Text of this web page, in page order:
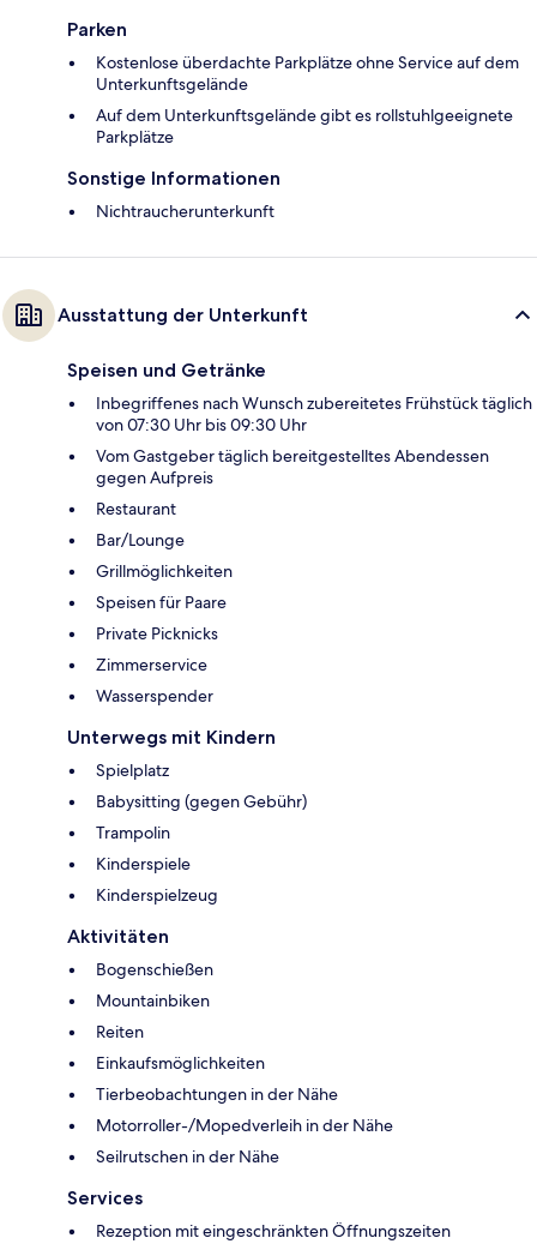
Parken
Kostenlose überdachte Parkplätze ohne Service auf dem
Unterkunftsgelände
Auf dem Unterkunftsgelände gibt es rollstuhlgeeignete
Parkplätze
Sonstige Informationen
Nichtraucherunterkunft
Ausstattung der Unterkunft
Speisen und Getränke
Inbegriffenes nach Wunsch zubereitetes Frühstück täglich
von 07:30 Uhr bis 09:30 Uhr
Vom Gastgeber täglich bereitgestelltes Abendessen
gegen Aufpreis
Restaurant
Bar/Lounge
Grillmöglichkeiten
Speisen für Paare
Private Picknicks
Zimmerservice
Wasserspender
Unterwegs mit Kindern
Spielplatz
Babysitting (gegen Gebühr)
Trampolin
Kinderspiele
Kinderspielzeug
Aktivitäten
Bogenschießen
Mountainbiken
Reiten
Einkaufsmöglichkeiten
Tierbeobachtungen in der Nähe
Motorroller-/Mopedverleih in der Nähe
Seilrutschen in der Nähe
Services
Rezeption mit eingeschränkten Öffnungszeiten